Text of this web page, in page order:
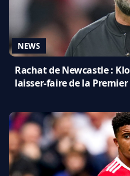
NEWS
Rachat de Newcastle :
laisser-faire de la